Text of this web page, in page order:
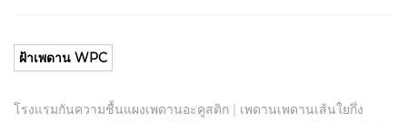
ฝ้าเพดาน WPC
โรงแรมกันความชื้นแผงเพดานอะคูสติก | เพดานเพดานเส้นใยกึ่ง